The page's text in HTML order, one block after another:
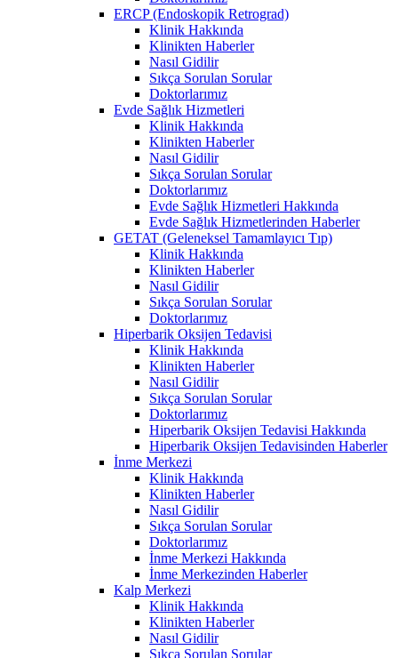
ERCP (Endoskopik Retrograd)
Klinik Hakkında
Klinikten Haberler
Nasıl Gidilir
Sıkça Sorulan Sorular
Doktorlarımız
Evde Sağlık Hizmetleri
Klinik Hakkında
Klinikten Haberler
Nasıl Gidilir
Sıkça Sorulan Sorular
Doktorlarımız
Evde Sağlık Hizmetleri Hakkında
Evde Sağlık Hizmetlerinden Haberler
GETAT (Geleneksel Tamamlayıcı Tıp)
Klinik Hakkında
Klinikten Haberler
Nasıl Gidilir
Sıkça Sorulan Sorular
Doktorlarımız
Hiperbarik Oksijen Tedavisi
Klinik Hakkında
Klinikten Haberler
Nasıl Gidilir
Sıkça Sorulan Sorular
Doktorlarımız
Hiperbarik Oksijen Tedavisi Hakkında
Hiperbarik Oksijen Tedavisinden Haberler
İnme Merkezi
Klinik Hakkında
Klinikten Haberler
Nasıl Gidilir
Sıkça Sorulan Sorular
Doktorlarımız
İnme Merkezi Hakkında
İnme Merkezinden Haberler
Kalp Merkezi
Klinik Hakkında
Klinikten Haberler
Nasıl Gidilir
Sıkça Sorulan Sorular